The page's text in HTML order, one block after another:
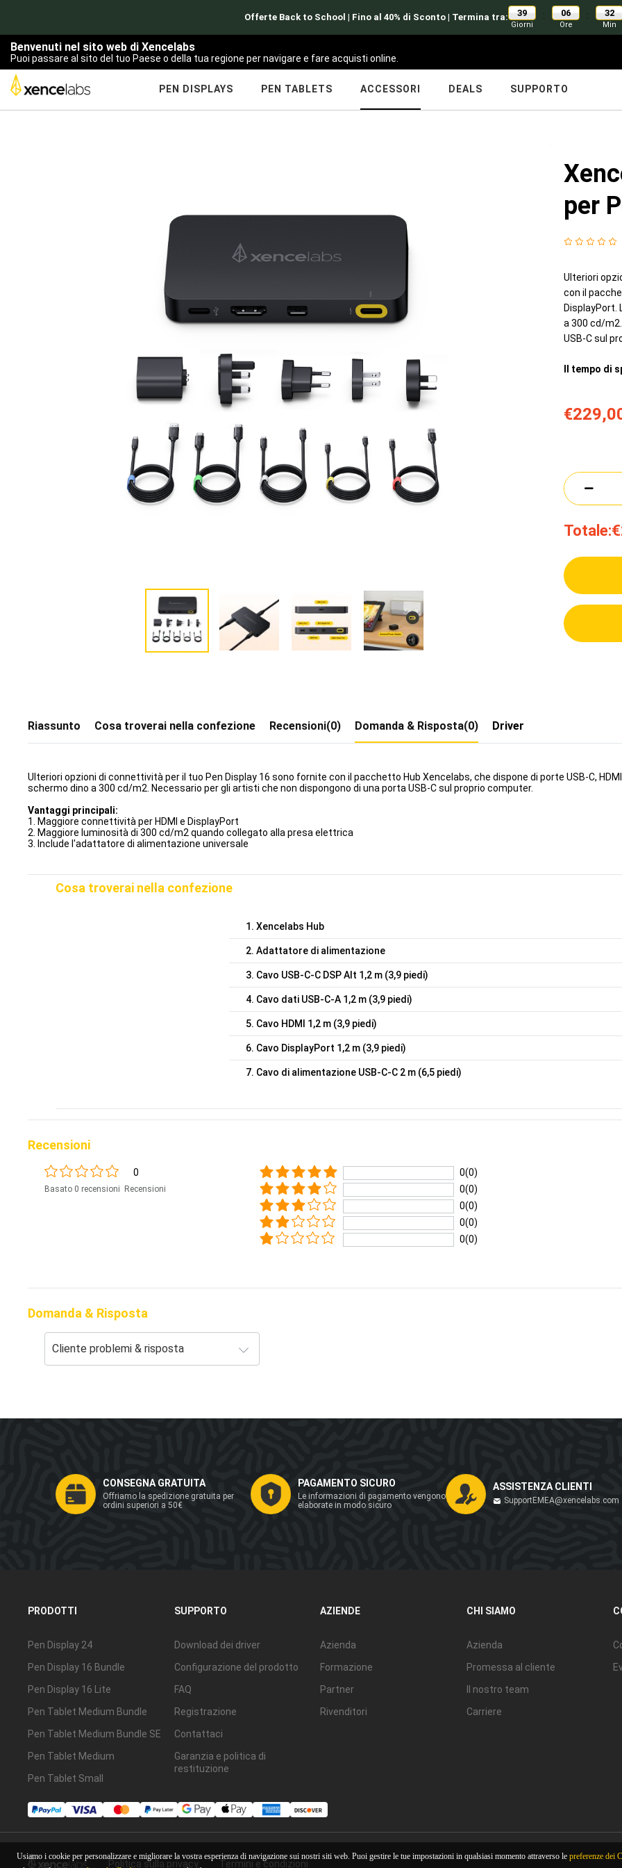
Offerte Back to School | Fino al 40% di Sconto | Termina tra: 39
Giorni
: 06
Ore
: 32
Min
Benvenuti nel sito web di Xencelabs
Puoi passare al sito del tuo Paese o della tua regione per navigare e fare acquisti online.
PEN DISPLAYS PEN TABLETS ACCESSORI DEALS SUPPORTO
per
Ulteriori
con il
DisplayPort.
a 300 cd/
USB-C sul
Il tempo di
Totale:
Riassunto Cosa troverai nella confezione Recensioni(0) Domanda & Risposta(0) Driver
Ulteriori opzioni di connettività per il tuo Pen Display 16 sono fornite con il pacchetto Hub Xencelabs, che dispone di porte USB-C,
schermo dino a 300 cd/m2. Necessario per gli artisti che non dispongono di una porta USB-C sul proprio computer.
Vantaggi principali:
1. Maggiore connettività per HDMI e DisplayPort
2. Maggiore luminosità di 300 cd/m2 quando collegato alla presa elettrica
3. Include l'adattatore di alimentazione universale
Cosa troverai nella confezione
1. Xencelabs Hub
2. Adattatore di alimentazione
3. Cavo USB-C-C DSP Alt 1,2 m (3,9 piedi)
4. Cavo dati USB-C-A 1,2 m (3,9 piedi)
5. Cavo HDMI 1,2 m (3,9 piedi)
6. Cavo DisplayPort 1,2 m (3,9 piedi)
7. Cavo di alimentazione USB-C-C 2 m (6,5 piedi)
Recensioni
0
Basato 0 recensioni Recensioni
0(0)
0(0)
0(0)
0(0)
0(0)
Domanda & Risposta
CONSEGNA GRATUITA
Offriamo la spedizione gratuita per
ordini superiori a 50€
PAGAMENTO SICURO
Le informazioni di pagamento vengono
elaborate in modo sicuro
ASSISTENZA CLIENTI
SupportEMEA@xencelabs.com
PRODOTTI
Pen Display 24
Pen Display 16 Bundle
Pen Display 16 Lite
Pen Tablet Medium Bundle
Pen Tablet Medium Bundle SE
Pen Tablet Medium
Pen Tablet Small
SUPPORTO
Download dei driver
Configurazione del prodotto
FAQ
Registrazione
Contattaci
Garanzia e politica di
restituzione
AZIENDE
Azienda
Formazione
Partner
Rivenditori
CHI SIAMO
Azienda
Promessa al cliente
Il nostro team
Carriere
Politica sulla privacy Termini e condizioni
Usiamo i cookie per personalizzare e migliorare la vostra esperienza di navigazione sui nostri siti web. Puoi gestire le tue impostazioni in qualsiasi momento attraverso le preferenze dei